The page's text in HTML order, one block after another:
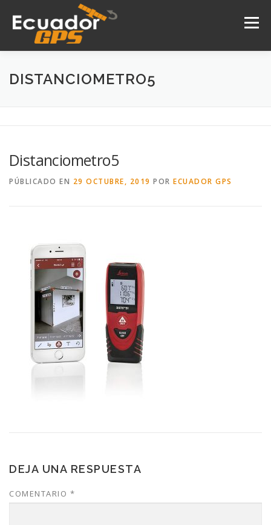
contenido
Menú
INICIO NOSOTROS
DISTANCIOMETRO5
Distanciometro5
PÚBLICADO EN 29 OCTUBRE, 2019 POR ECUADOR GPS
DEJA UNA RESPUESTA
COMENTARIO *